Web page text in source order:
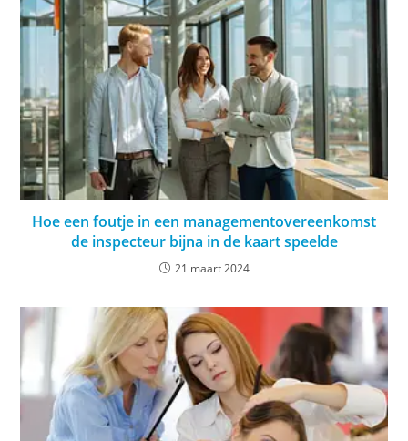
Hoe een foutje in een managementovereenkomst
de inspecteur bijna in de kaart speelde
21 maart 2024